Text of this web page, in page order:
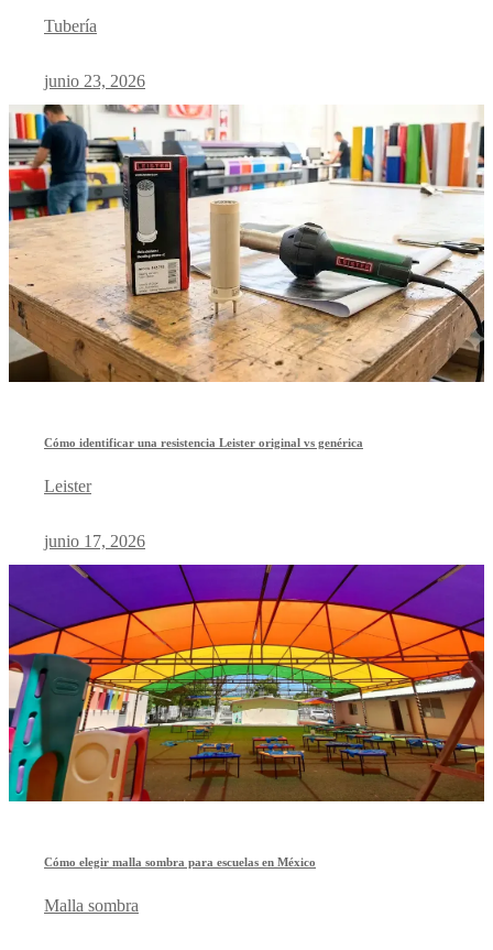
Tubería
junio 23, 2026
Cómo identificar una resistencia Leister original vs genérica
Leister
junio 17, 2026
Cómo elegir malla sombra para escuelas en México
Malla sombra